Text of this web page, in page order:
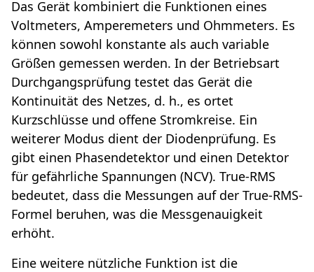
Das Gerät kombiniert die Funktionen eines
Voltmeters, Amperemeters und Ohmmeters. Es
können sowohl konstante als auch variable
Größen gemessen werden. In der Betriebsart
Durchgangsprüfung testet das Gerät die
Kontinuität des Netzes, d. h., es ortet
Kurzschlüsse und offene Stromkreise. Ein
weiterer Modus dient der Diodenprüfung. Es
gibt einen Phasendetektor und einen Detektor
für gefährliche Spannungen (NCV). True-RMS
bedeutet, dass die Messungen auf der True-RMS-
Formel beruhen, was die Messgenauigkeit
erhöht.
Eine weitere nützliche Funktion ist die